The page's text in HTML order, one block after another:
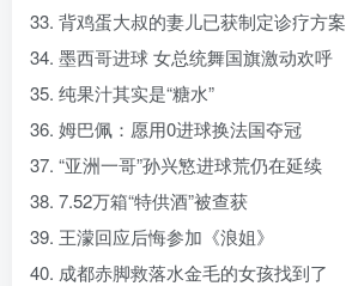
33. 背鸡蛋大叔的妻儿已获制定诊疗方案
34. 墨西哥进球 女总统舞国旗激动欢呼
35. 纯果汁其实是“糖水”
36. 姆巴佩：愿用0进球换法国夺冠
37. “亚洲一哥”孙兴慜进球荒仍在延续
38. 7.52万箱“特供酒”被查获
39. 王濛回应后悔参加《浪姐》
40. 成都赤脚救落水金毛的女孩找到了